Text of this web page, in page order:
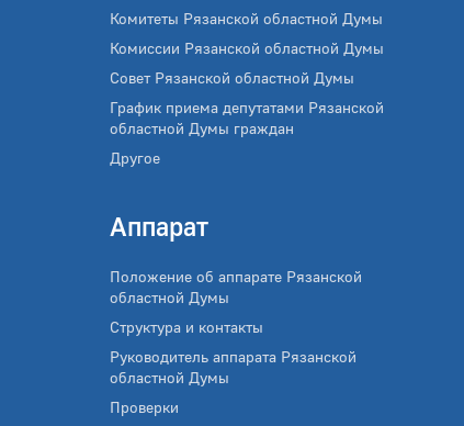
Комитеты Рязанской областной Думы
Комиссии Рязанской областной Думы
Совет Рязанской областной Думы
График приема депутатами Рязанской
областной Думы граждан
Другое
Аппарат
Положение об аппарате Рязанской
областной Думы
Структура и контакты
Руководитель аппарата Рязанской
областной Думы
Проверки